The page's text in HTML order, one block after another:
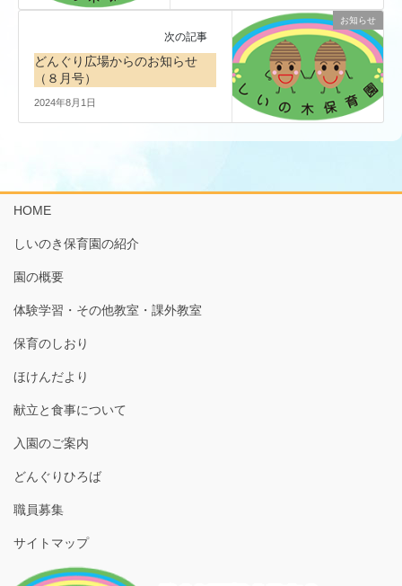
お知らせ
次の記事
どんぐり広場からのお知らせ
（８月号）
2024年8月1日
HOME
しいのき保育園の紹介
園の概要
体験学習・その他教室・課外教室
保育のしおり
ほけんだより
献立と食事について
入園のご案内
どんぐりひろば
職員募集
サイトマップ